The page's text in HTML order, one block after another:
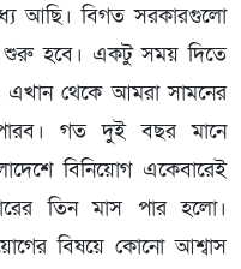
আছি। বিগত সরকারগুলো
হবে। একটু সময় দিতে
থেকে আমরা সামনের
গত দুই বছর মানে
বিনিয়োগ একেবারেই
তিন মাস পার হলো।
বিষয়ে কোনো আশ্বাস